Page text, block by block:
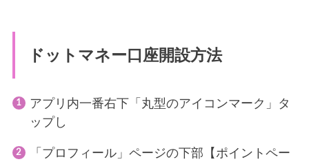
ドットマネー口座開設方法
アプリ内一番右下「丸型のアイコンマーク」タ
ップし
「プロフィール」ページの下部【ポイントペー